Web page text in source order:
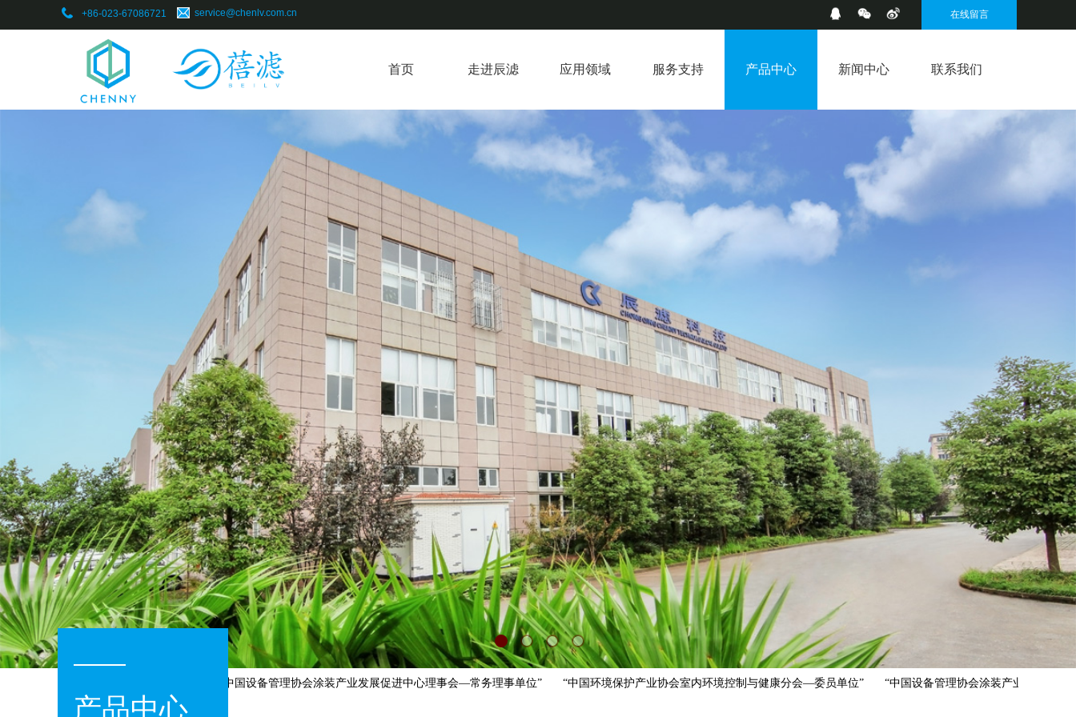
+86-023-67086721 在线留言
​service@chenlv.com.cn
首页 走进辰滤 应用领域 服务支持 产品中心 新闻中心 联系我们
“中国设备管理协会涂装产业发展促进中心理事会—常务理事单位” “中国环境保护产业协会室内环境控制与健康分会—委员单位” “中国设备管理协会涂装产业发展促进中
产品中心